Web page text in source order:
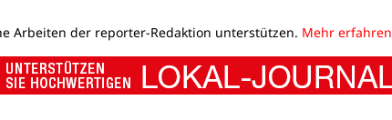
Arbeiten der reporter-Redaktion unterstützen. Mehr erfahren